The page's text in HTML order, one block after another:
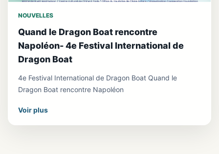
NOUVELLES
Quand le Dragon Boat rencontre
Napoléon- 4e Festival International de
Dragon Boat
4e Festival International de Dragon Boat Quand le
Dragon Boat rencontre Napoléon
Voir plus